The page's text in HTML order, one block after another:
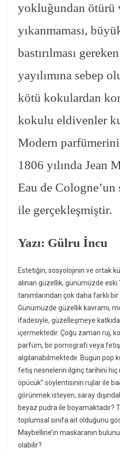
yokluğundan ötürü
yıkanmaması,
bastırılması
yayılımına sebep
kötü kokulardan
kokulu eldivenler
Modern
1806 yılında Jean
Eau de Cologne’un
ile gerçekleşmiştir.
Yazı: Gülru İncu
Estetiğin, sosyolojinin ve ortak
alınan güzellik, günümüzde eski
tanımlarından çok daha farklı bir
Günümüzde güzellik kavramı,
ifadesiyle, güzelleşmeye
içermektedir. Çoğu zaman ruj,
parfüm, bir pornografi veya
algılanabilmektedir. Bugün pop
fetiş nesnelerin ilginç tarihini hiç
öpücük” söylentisinin rujlar ile
görünmek isteyen, saray
beyaz pudra ile boyamaktadır?
toplumsal sınıfa ait olduğunu
Maybelline’in maskaranın
olabilir?